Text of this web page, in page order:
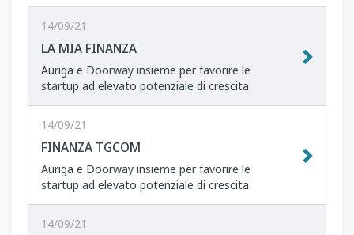
14/09/21
LA MIA FINANZA
Auriga e Doorway insieme per favorire le
startup ad elevato potenziale di crescita
14/09/21
FINANZA TGCOM
Auriga e Doorway insieme per favorire le
startup ad elevato potenziale di crescita
14/09/21